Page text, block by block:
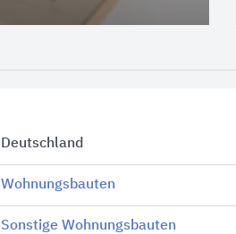
Deutschland
Wohnungsbauten
Sonstige Wohnungsbauten